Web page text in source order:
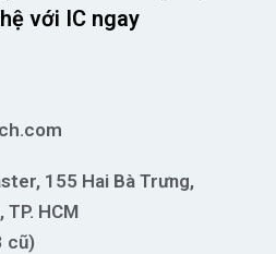
với IC ngay
155 Hai Bà Trưng,
HCM
cũ)